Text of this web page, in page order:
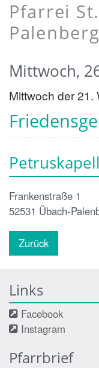
Pfarrei
Palenberg
Mittwoch,
Mittwoch der 21.
Frankenstraße 1
52531 Übach-
Zurück
Links
Facebook
Instagram
Pfarrbrief